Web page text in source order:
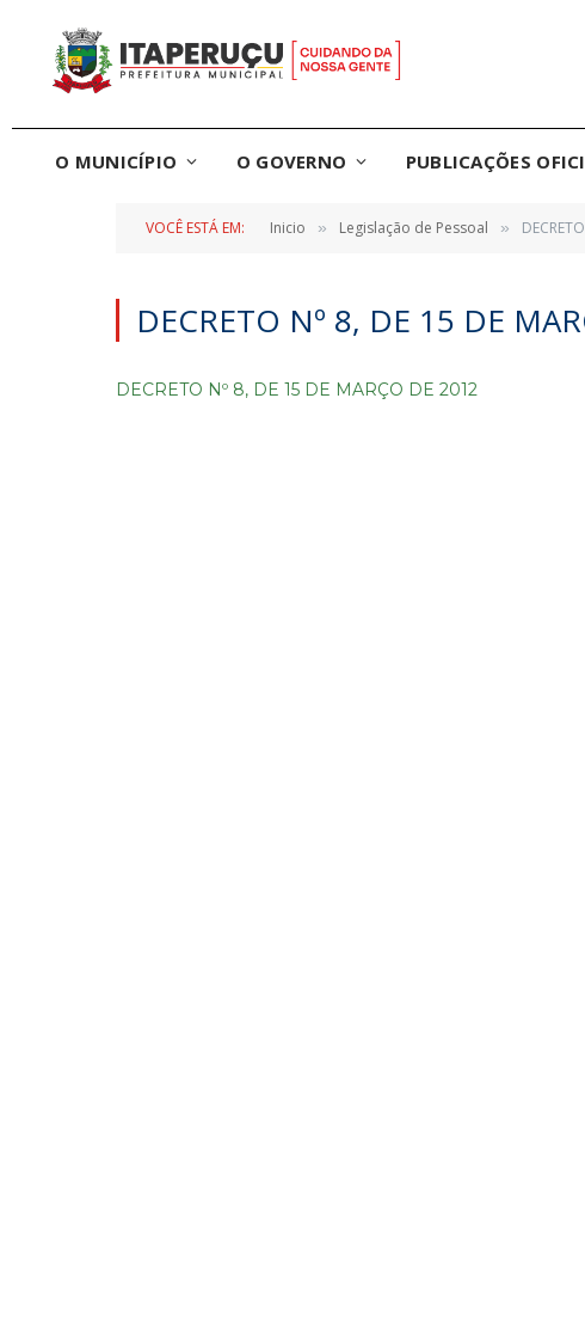
O MUNICÍPIO O GOVERNO PUBLICAÇÕES
VOCÊ ESTÁ EM: Inicio » Legislação de Pessoal »
DECRETO Nº 8, DE 15 DE
DECRETO Nº 8, DE 15 DE MARÇO DE 2012